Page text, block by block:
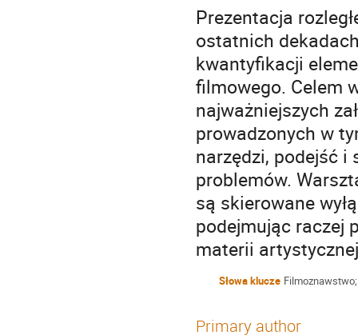
Prezentacja
ostatnich
kwantyfikacji
filmowego. Celem
najważniejszych
prowadzonych w
narzędzi, podejść
problemów.
są skierowane
podejmując raczej
materii
Słowa klucze
Primary author